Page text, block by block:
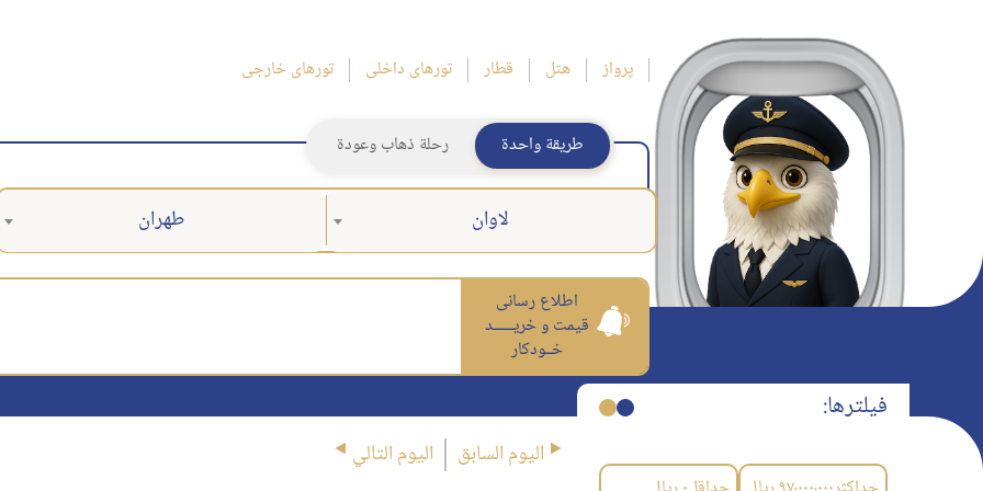
پرواز هتل قطار تورهای داخلی تورهای خارجی
طريقة واحدة رحلة ذهاب وعودة
لاوان طهران
اطلاع رسانی
قیمت و خریــــــد
خــودکار
فیلترها:
اليوم السابق اليوم التالي